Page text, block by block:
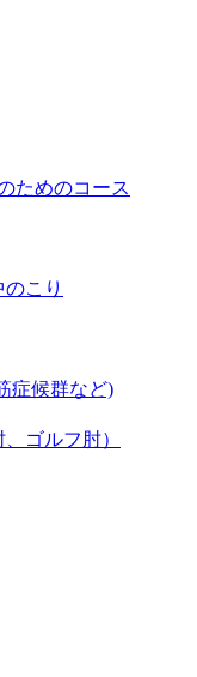
ためのコース
こり
症候群など)
ゴルフ肘）